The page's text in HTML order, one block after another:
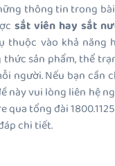
thông tin trong
sắt viên hay sắt
thuộc vào khả năng
thức sản phẩm, thể
người. Nếu bạn cần
này vui lòng liên hệ
qua tổng đài
chi tiết.